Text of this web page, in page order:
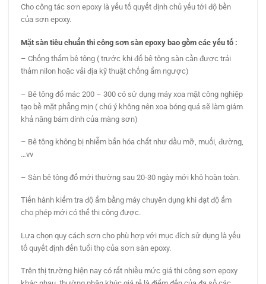
Cho công tác sơn epoxy là yếu tố quyết định chủ yếu tới độ bền
của sơn epoxy.
Mặt sàn tiêu chuẩn thi công sơn sàn epoxy bao gồm các yếu tố :
– Chống thấm bê tông ( trước khi đổ bê tông sàn cần được trải
thảm nilon hoặc vải địa kỹ thuật chống ẩm ngược)
– Bê tông đổ mác 200 – 300 có sử dụng máy xoa mặt công nghiệp
tạo bề mặt phẳng mịn ( chú ý không nên xoa bóng quá sẽ làm giảm
khả năng bám dính của màng sơn)
– Bê tông không bị nhiễm bẩn hóa chất như dầu mỡ, muối, đường,
…vv
– Sàn bê tông đổ mới thường sau 20-30 ngày mới khô hoàn toàn.
Tiến hành kiểm tra độ ẩm bằng máy chuyên dụng khi đạt độ ẩm
cho phép mới có thể thi công được.
Lựa chọn quy cách sơn cho phù hợp với mục đích sử dụng là yếu
tố quyết định đến tuổi thọ của sơn sàn epoxy.
Trên thị trường hiện nay có rất nhiều mức giá thi công sơn epoxy